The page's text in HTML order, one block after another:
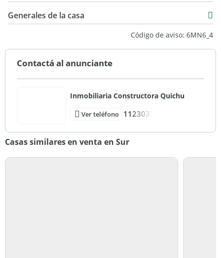
Generales de la casa
Código de aviso: 6MN6_4
Contactá al anunciante
Inmobiliaria Constructora Quichu
Ver teléfono 1123037
Casas similares en venta en Sur